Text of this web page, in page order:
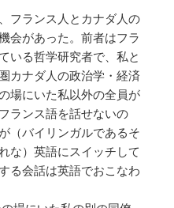
フランス人とカナダ人の
会があった。前者はフラ
いる哲学研究者で、私と
カナダ人の政治学・経済
場にいた私以外の全員が
ランス語を話せないの
（バイリンガルであるそ
な）英語にスイッチして
る会話は英語でおこなわ